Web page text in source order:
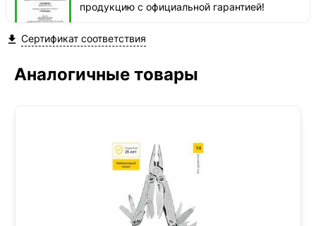
продукцию с официальной гарантией!
 Сертификат соответствия
Аналогичные товары